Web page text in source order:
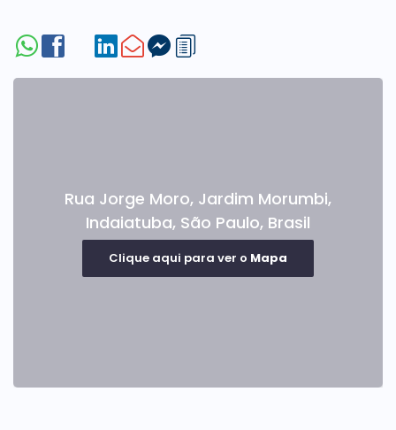
Rua Jorge Moro, Jardim Morumbi,
Indaiatuba, São Paulo, Brasil
Clique aqui para ver o Mapa